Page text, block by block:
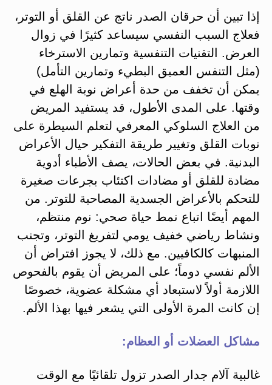
إذا تبين أن حرقان الصدر ناتج عن القلق أو التوتر،
فعلاج السبب النفسي سيساعد كثيرًا في زوال
العرض. التقنيات التنفسية وتمارين الاسترخاء
(مثل التنفس العميق البطيء وتمارين التأمل)
يمكن أن تخفف من حدة أعراض نوبة الهلع في
وقتها. على المدى الأطول، قد يستفيد المريض
من العلاج السلوكي المعرفي لتعلم السيطرة على
نوبات القلق وتغيير طريقة التفكير حيال الأعراض
البدنية. في بعض الحالات، يصف الأطباء أدوية
مضادة للقلق أو مضادات اكتئاب بجرعات صغيرة
للتحكم بالأعراض الجسدية المصاحبة للتوتر. من
المهم أيضًا اتباع نمط حياة صحي: نوم منتظم،
ونشاط رياضي خفيف يومي لتفريغ التوتر، وتجنب
المنبهات كالكافيين. مع ذلك، لا يجوز افتراض أن
الألم نفسي دوماً؛ على المريض أن يقوم بالفحوص
اللازمة أولاً لاستبعاد أي مشكلة عضوية، خصوصًا
إن كانت المرة الأولى التي يشعر فيها بهذا الألم.
مشاكل العضلات أو العظام:
غالبية آلام جدار الصدر تزول تلقائيًا مع الوقت